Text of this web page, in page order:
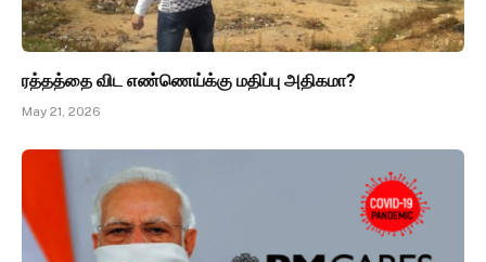
ரத்தத்தை விட எண்ணெய்க்கு மதிப்பு அதிகமா?
May 21, 2026